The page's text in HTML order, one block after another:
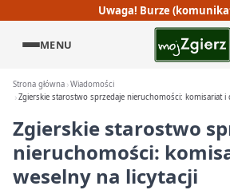
Uwaga! Burze
MENU
Strona główna Wiadomości
Zgierskie starostwo sprzedaje nieruchomości: komisariat i
Zgierskie starostwo
nieruchomości:
weselny na licytacji